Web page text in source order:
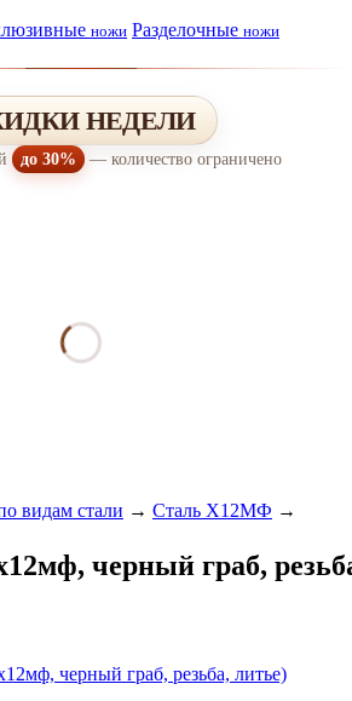
ножи Разделочные ножи
НЕДЕЛИ
до 30% — количество ограничено
видам стали → Сталь Х12МФ →
черный граб,